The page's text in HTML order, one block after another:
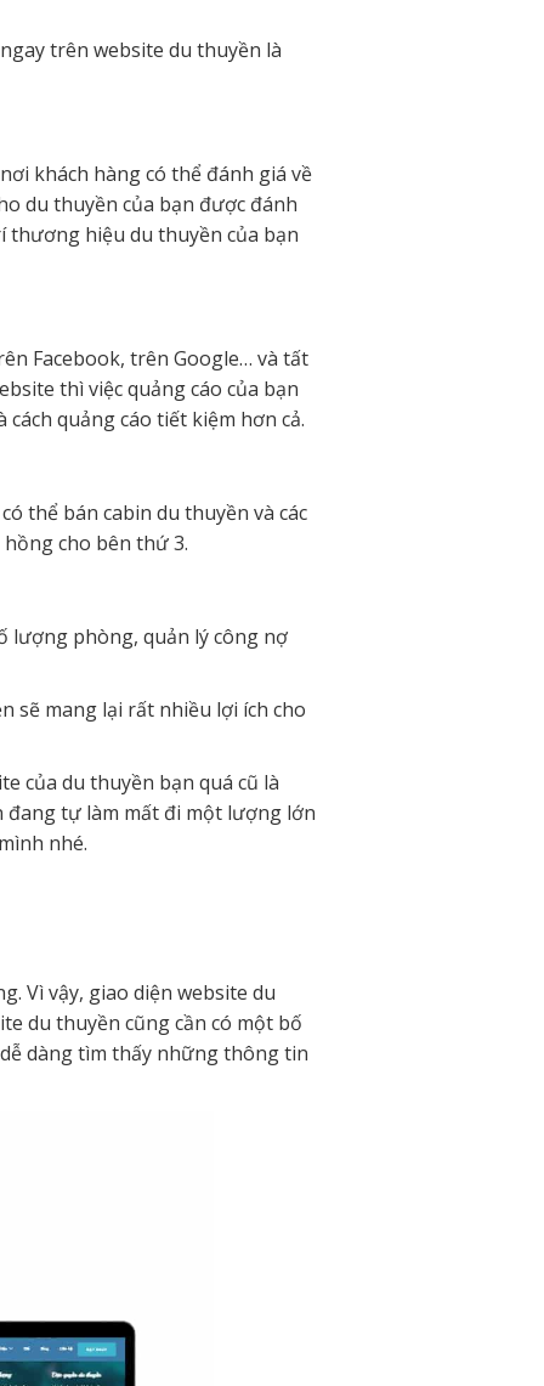
trên website du thuyền là
khách hàng có thể đánh giá về
du thuyền của bạn được đánh
thương hiệu du thuyền của bạn
Facebook, trên Google… và tất
thì việc quảng cáo của bạn
quảng cáo tiết kiệm hơn cả.
thể bán cabin du thuyền và các
cho bên thứ 3.
lượng phòng, quản lý công nợ
sẽ mang lại rất nhiều lợi ích cho
của du thuyền bạn quá cũ là
đang tự làm mất đi một lượng lớn
nhé.
Vì vậy, giao diện website du
du thuyền cũng cần có một bố
dàng tìm thấy những thông tin